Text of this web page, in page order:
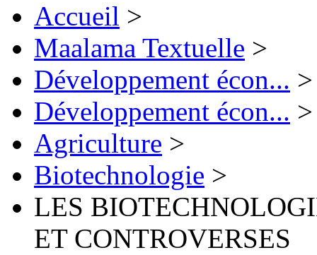
Accueil >
Maalama Textuelle >
Développement écon... >
Développement écon... >
Agriculture >
Biotechnologie >
LES
ET CONTROVERSES